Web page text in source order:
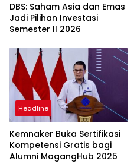
DBS: Saham Asia dan Emas
Jadi Pilihan Investasi
Semester II 2026
Headline
Kemnaker Buka Sertifikasi
Kompetensi Gratis bagi
Alumni MagangHub 2025